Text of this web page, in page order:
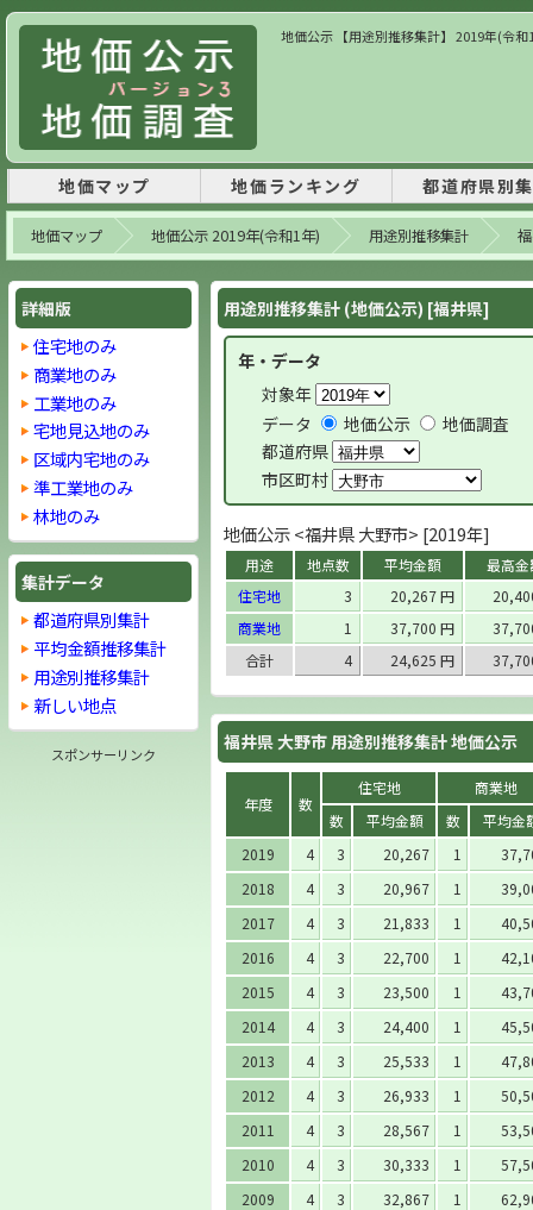
地価公示 【用途別推移集計】 2019年(令
地価マップ 地価ランキング 都道府県別
地価マップ 地価公示 2019年(令和1年) 用途別推移集計
用途別推移集計 (地価公示) [福井県]
年・データ
対象年
データ
地価公示
地価調査
都道府県
市区町村
地価公示 <福井県 大野市> [2019年]
用途 地点数 平均金額
最高金
住宅地
3 20,267 円
商業地
1 37,700 円
合計
4 24,625 円
福井県 大野市 用途別推移集計 地価公示
年度 数
住宅地
商業地
数
平均金額 数
平均金
2019
4 3 20,267 1
2018
4 3 20,967 1
2017
4 3 21,833 1
2016
4 3 22,700 1
2015
4 3 23,500 1
2014
4 3 24,400 1
2013
4 3 25,533 1
2012
4 3 26,933 1
2011
4 3 28,567 1
2010
4 3 30,333 1
2009
4 3 32,867 1
詳細版
住宅地のみ
商業地のみ
工業地のみ
宅地見込地のみ
区域内宅地のみ
準工業地のみ
林地のみ
集計データ
都道府県別集計
平均金額推移集計
用途別推移集計
新しい地点
スポンサーリンク